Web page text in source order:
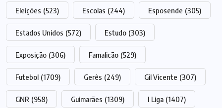
Eleições (523) Escolas (244) Esposende (305)
Estados Unidos (572) Estudo (303)
Exposição (306) Famalicão (529)
Futebol (1709) Gerês (249) Gil Vicente (307)
GNR (958) Guimarães (1309) I Liga (1407)